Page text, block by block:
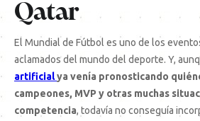
Qatar
El Mundial de Fútbol es uno de los
aclamados del mundo del deporte. Y,
artificialya venía pronosticando
campeones, MVP y otras muchas
competencia, todavía no conseguía